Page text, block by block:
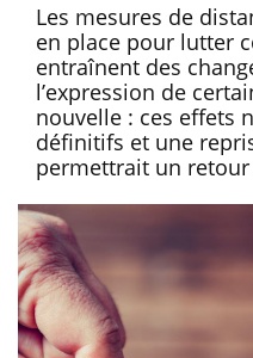
Les mesures de
en place pour lutter
entraînent des
l’expression de
nouvelle : ces effets
définitifs et une
permettrait un